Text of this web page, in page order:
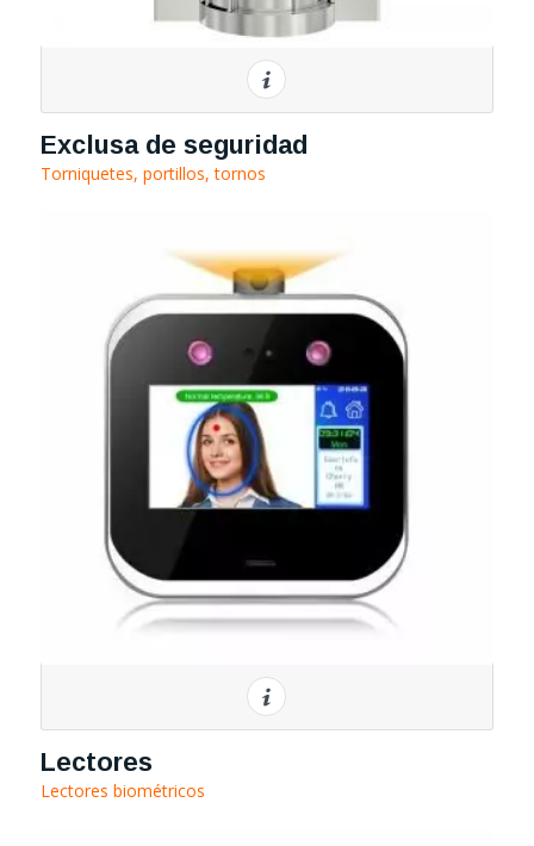
Exclusa de seguridad
Torniquetes, portillos, tornos
Lectores
Lectores biométricos